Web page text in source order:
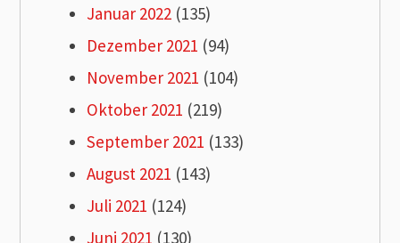
Januar 2022 (135)
Dezember 2021 (94)
November 2021 (104)
Oktober 2021 (219)
September 2021 (133)
August 2021 (143)
Juli 2021 (124)
Juni 2021 (130)